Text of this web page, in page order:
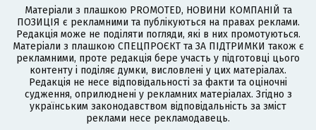
Матеріали з плашкою PROMOTED, НОВИНИ КОМПАНІЙ та
ПОЗИЦІЯ є рекламними та публікуються на правах реклами.
Редакція може не поділяти погляди, які в них промотуються.
Матеріали з плашкою СПЕЦПРОЄКТ та ЗА ПІДТРИМКИ також є
рекламними, проте редакція бере участь у підготовці цього
контенту і поділяє думки, висловлені у цих матеріалах.
Редакція не несе відповідальності за факти та оціночні
судження, оприлюднені у рекламних матеріалах. Згідно з
українським законодавством відповідальність за зміст
реклами несе рекламодавець.